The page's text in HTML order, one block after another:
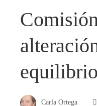
Carla Ortega